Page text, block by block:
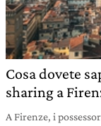
Cosa dovete
sharing a
A Firenze, i